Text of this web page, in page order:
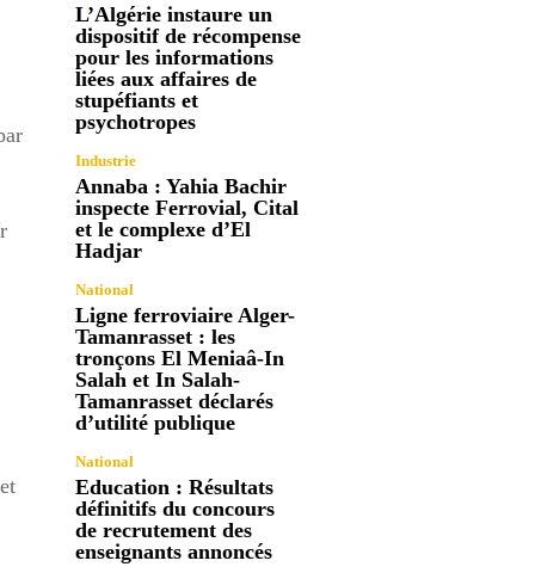
L’Algérie instaure un
dispositif de récompense
pour les informations
liées aux affaires de
stupéfiants et
psychotropes
Industrie
Annaba : Yahia Bachir
inspecte Ferrovial, Cital
et le complexe d’El
Hadjar
National
Ligne ferroviaire Alger-
Tamanrasset : les
tronçons El Meniaâ-In
Salah et In Salah-
Tamanrasset déclarés
d’utilité publique
National
Education : Résultats
définitifs du concours
de recrutement des
enseignants annoncés